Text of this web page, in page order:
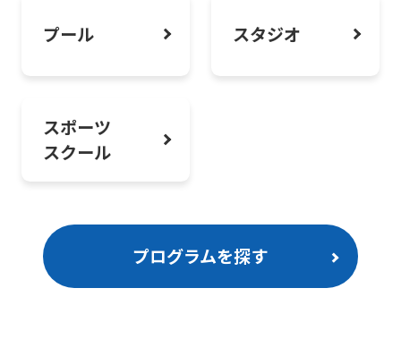
プログラム診断あり！あなたにぴったり
のプログラムを見つけよう！
プール スタジオ
スポーツ
スクール
プログラムを探す